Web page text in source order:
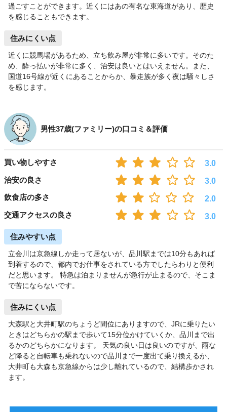
過ごすことができます。近くにはあの有名な東海道があり、歴史
を感じることもできます。
住みにくい点
近くに競馬場があるため、立ち飲み屋が非常に多いです。そのた
め、酔っ払いが非常に多く、治安は良いとはいえません。また、
国道16号線が近くにあることからか、暴走族が多く夜は騒々しさ
を感じます。
男性37歳(ファミリー)の口コミ＆評価
買い物しやすさ
3.0
治安の良さ
3.0
飲食店の多さ
2.0
交通アクセスの良さ
3.0
住みやすい点
立会川は京急線しか走って居ないが、品川駅までは10分もあれば
到着するので、都内でお仕事をされている方でしたらわりと便利
だと思います。 特急は泊まりませんが急行が止まるので、そこま
で苦にならないです。
住みにくい点
大森駅と大井町駅のちょうど間位にありますので、JRに乗りたい
ときはどちらかの駅まで歩いて15分位かけていくか、品川まで出
るかのどちらかになります。 天気の良い日は良いのですが、雨な
ど降ると自転車も乗れないので品川まで一度出て乗り換えるか、
大井町も大森も京急線からは少し離れているので、結構歩かされ
ます。